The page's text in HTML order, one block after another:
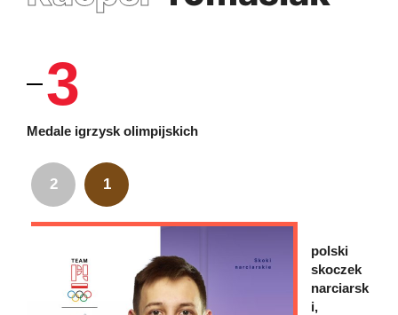
3
Medale igrzysk olimpijskich
2 1
polski
skoczek
narciarsk
i,